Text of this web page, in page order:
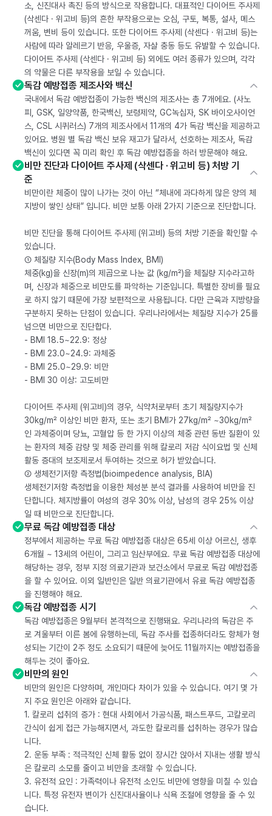
소, 신진대사 촉진 등의 방식으로 작용합니다. 대표적인 다이어트 주사제
(삭센다 · 위고비 등)의 흔한 부작용으로는 오심, 구토, 복통, 설사, 메스
꺼움, 변비 등이 있습니다. 또한 다이어트 주사제 (삭센다 · 위고비 등)는
사람에 따라 알레르기 반응, 우울증, 자살 충동 등도 유발할 수 있습니다.
다이어트 주사제 (삭센다 · 위고비 등) 외에도 여러 종류가 있으며, 각각
의 약물은 다른 부작용을 보일 수 있습니다.
독감 예방접종 제조사와 백신
국내에서 독감 예방접종이 가능한 백신의 제조사는 총 7개에요. (사노
피, GSK, 일양약품, 한국백신, 보령제약, GC녹십자, SK 바이오사이언
스, CSL 시퀴러스) 7개의 제조사에서 11개의 4가 독감 백신을 제공하고
있어요. 병원 별 독감 백신 보유 재고가 달라서, 선호하는 제조사, 독감
백신이 있다면 꼭 미리 확인 후 독감 예방접종을 하러 방문해야 해요.
비만 진단과 다이어트 주사제 (삭센다 · 위고비 등) 처방 기
준
비만이란 체중이 많이 나가는 것이 아닌 “체내에 과다하게 많은 양의 체
지방이 쌓인 상태” 입니다. 비만 보통 아래 2가지 기준으로 진단합니다.
비만 진단을 통해 다이어트 주사제 (위고비) 등의 처방 기준을 확인할 수
있습니다.
① 체질량 지수(Body Mass Index, BMI)
체중(kg)을 신장(m)의 제곱으로 나눈 값 (kg/m²)을 체질량 지수라고하
며, 신장과 체중으로 비만도를 파악하는 기준입니다. 특별한 장비를 필요
로 하지 않기 때문에 가장 보편적으로 사용됩니다. 다만 근육과 지방량을
구분하지 못하는 단점이 있습니다. 우리나라에서는 체질량 지수가 25를
넘으면 비만으로 진단합다.
- BMI 18.5~22.9: 정상
- BMI 23.0~24.9: 과체중
- BMI 25.0~29.9: 비만
- BMI 30 이상: 고도비만
다이어트 주사제 (위고비)의 경우, 식약처로부터 초기 체질량지수가
30kg/m² 이상인 비만 환자, 또는 초기 BMI가 27kg/m² ~30kg/m²
인 과체중이며 당뇨, 고혈압 등 한 가지 이상의 체중 관련 동반 질환이 있
는 환자의 체중 감량 및 체중 관리를 위해 칼로리 저감 식이요법 및 신체
활동 증대의 보조제로서 투여하는 것으로 허가 받았습니다.
② 생체전기저항 측정법(bioimpedence analysis, BIA)
생체전기저항 측정법을 이용한 체성분 분석 결과를 사용하여 비만을 진
단합니다. 체지방률이 여성의 경우 30% 이상, 남성의 경우 25% 이상
일 때 비만으로 진단합니다.
무료 독감 예방접종 대상
정부에서 제공하는 무료 독감 예방접종 대상은 65세 이상 어르신, 생후
6개월 ~ 13세의 어린이, 그리고 임산부에요. 무료 독감 예방접종 대상에
해당하는 경우, 정부 지정 의료기관과 보건소에서 무료로 독감 예방접종
을 할 수 있어요. 이외 일반인은 일반 의료기관에서 유료 독감 예방접종
을 진행해야 해요.
독감 예방접종 시기
독감 예방접종은 9월부터 본격적으로 진행돼요. 우리나라의 독감은 주
로 겨울부터 이른 봄에 유행하는데, 독감 주사를 접종하더라도 항체가 형
성되는 기간이 2주 정도 소요되기 때문에 늦어도 11월까지는 예방접종을
해두는 것이 좋아요.
비만의 원인
비만의 원인은 다양하며, 개인마다 차이가 있을 수 있습니다. 여기 몇 가
지 주요 원인은 아래와 같습니다.
1. 칼로리 섭취의 증가 : 현대 사회에서 가공식품, 패스트푸드, 고칼로리
간식이 쉽게 접근 가능해지면서, 과도한 칼로리를 섭취하는 경우가 많습
니다.
2. 운동 부족 : 적극적인 신체 활동 없이 장시간 앉아서 지내는 생활 방식
은 칼로리 소모를 줄이고 비만을 초래할 수 있습니다.
3. 유전적 요인 : 가족력이나 유전적 소인도 비만에 영향을 미칠 수 있습
니다. 특정 유전자 변이가 신진대사율이나 식욕 조절에 영향을 줄 수 있
습니다.